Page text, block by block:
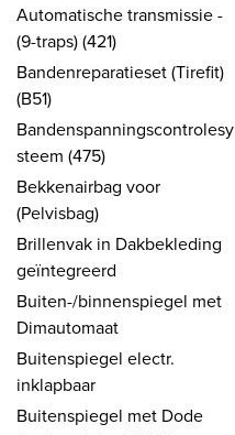
Automatische transmissie -
(9-traps) (421)
Bandenreparatieset (Tirefit)
(B51)
Bandenspanningscontrolesy
steem (475)
Bekkenairbag voor
(Pelvisbag)
Brillenvak in Dakbekleding
geïntegreerd
Buiten-/binnenspiegel met
Dimautomaat
Buitenspiegel electr.
inklapbaar
Buitenspiegel met Dode